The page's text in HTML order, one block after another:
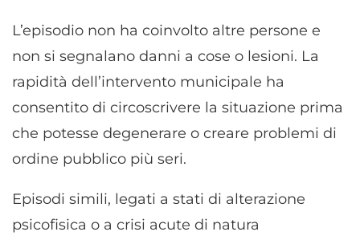
L’episodio non ha coinvolto altre persone e
non si segnalano danni a cose o lesioni. La
rapidità dell’intervento municipale ha
consentito di circoscrivere la situazione prima
che potesse degenerare o creare problemi di
ordine pubblico più seri.
Episodi simili, legati a stati di alterazione
psicofisica o a crisi acute di natura